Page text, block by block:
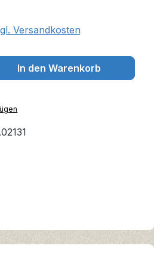
Versandkosten
Gib den
In den Warenkorb